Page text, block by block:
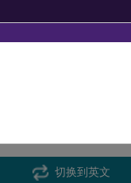
切换到英文